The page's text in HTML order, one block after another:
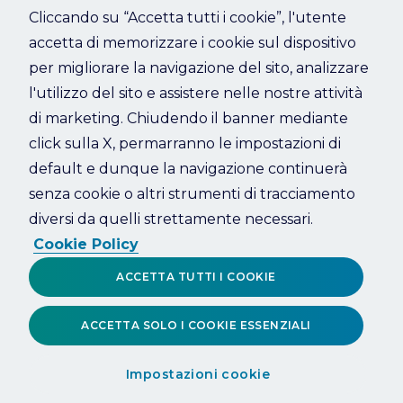
Refresh
Cliccando su “Accetta tutti i cookie”, l'utente
accetta di memorizzare i cookie sul dispositivo
per migliorare la navigazione del sito, analizzare
l'utilizzo del sito e assistere nelle nostre attività
di marketing. Chiudendo il banner mediante
click sulla X, permarranno le impostazioni di
default e dunque la navigazione continuerà
senza cookie o altri strumenti di tracciamento
diversi da quelli strettamente necessari.
Cookie Policy
Impostazioni cookie
ACCETTA SOLO I COOKIE ESSENZIALI
ACCETTA TUTTI I COOKIE